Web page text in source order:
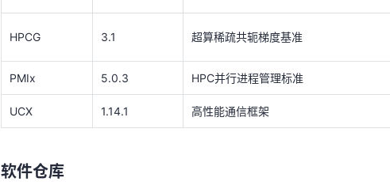
PMIx 5.0.3 HPC并行进程管理标准
软件仓库
由天翼云统一管理的全局软仓, 用户可按需下载目标软件
HPCG 3.1 超算稀疏共轭梯度基准
PMIx 5.0.3 HPC并行进程管理标准
UCX 1.14.1 高性能通信框架
软件仓库